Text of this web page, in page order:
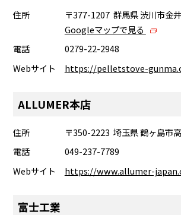
住所
〒377-1207 群馬県 渋川市金
Googleマップで見る
電話
0279-22-2948
Webサイト
https://pelletstove-
ALLUMER本店
住所
〒350-2223 埼玉県 鶴ヶ島市
電話
049-237-7789
Webサイト
https://www.allumer-
富士工業